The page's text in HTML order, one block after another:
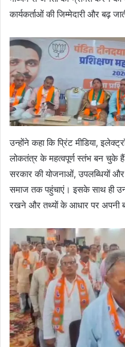
कार्यकर्ताओं की जिम्मेदारी और बढ़
उन्होंने कहा कि प्रिंट मीडिया,
लोकतंत्र के महत्वपूर्ण स्तंभ बन चुके
सरकार की योजनाओं, उपलब्धियों और
समाज तक पहुंचाएं। इसके साथ ही
रखने और तथ्यों के आधार पर अपनी